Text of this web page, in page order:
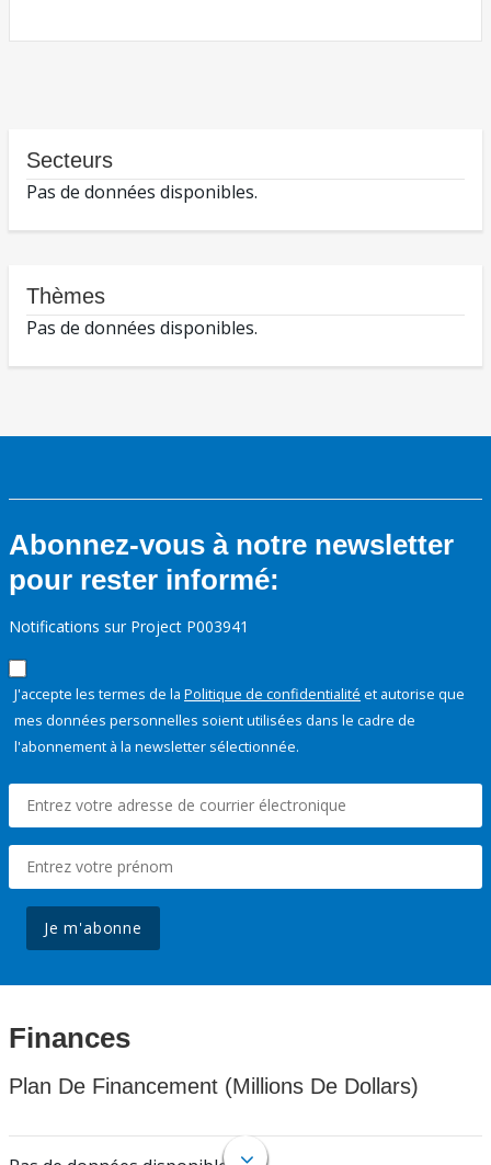
Secteurs
Pas de données disponibles.
Thèmes
Pas de données disponibles.
Abonnez-vous à notre newsletter
pour rester informé:
Notifications sur Project P003941
J'accepte les termes de la Politique de confidentialité et autorise que
mes données personnelles soient utilisées dans le cadre de
l'abonnement à la newsletter sélectionnée.
Je m'abonne
Finances
Plan De Financement (Millions De Dollars)